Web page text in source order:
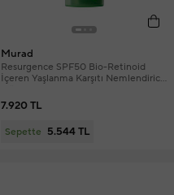
Murad
Resurgence SPF50 Bio-Retinoid
İçeren Yaşlanma Karşıtı Nemlendiricili
7.920 TL
Sepette 5.544 TL